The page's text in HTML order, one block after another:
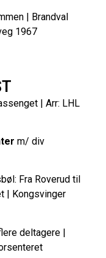
| Brandval
1967
| Arr: LHL
m/ div
Fra Roverud til
| Kongsvinger
deltagere |